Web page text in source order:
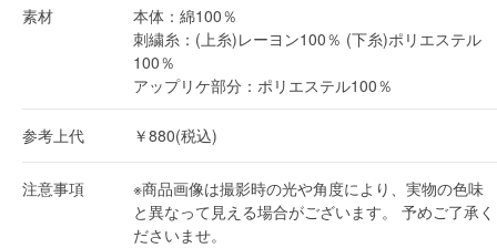
素材
本体：綿100％
刺繍糸：(上糸)レーヨン100％ (下糸)ポリエステル
100％
アップリケ部分：ポリエステル100％
参考上代 ￥880(税込)
注意事項
※商品画像は撮影時の光や角度により、実物の色味
と異なって見える場合がございます。 予めご了承く
ださいませ。